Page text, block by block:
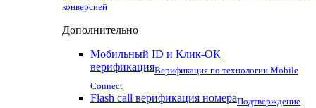
конверсией
Дополнительно
Мобильный ID и Клик-ОК
верификацияВерификация по технологии Mobile
Connect
Flash call верификация номераПодтверждение